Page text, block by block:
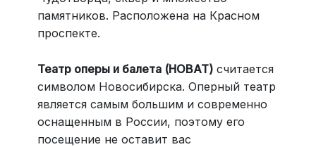
памятников. Расположена на Красном
проспекте.
Театр оперы и балета (НОВАТ)считается
символом Новосибирска. Оперный театр
является самым большим и современно
оснащенным в России, поэтому его
посещение не оставит вас